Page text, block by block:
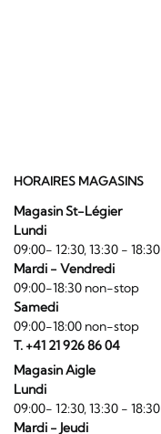
HORAIRES MAGASINS
Magasin St-Légier
Lundi
09:00- 12:30, 13:30 - 18:30
Mardi - Vendredi
09:00-18:30 non-stop
Samedi
09:00-18:00 non-stop
T. +41 21 926 86 04
Magasin Aigle
Lundi
09:00- 12:30, 13:30 - 18:30
Mardi - Jeudi